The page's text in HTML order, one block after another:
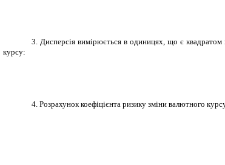
3. Дисперсія вимірюється в одиницях, що є квадратом
курсу:
4. Розрахунок коефіцієнта ризику зміни валютного